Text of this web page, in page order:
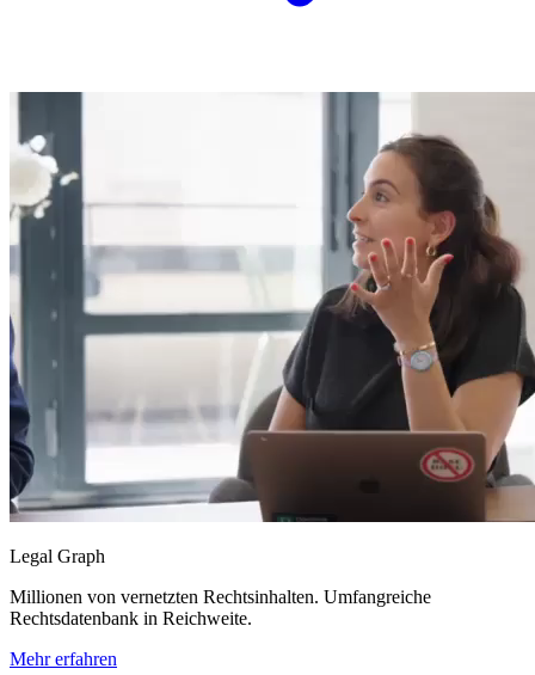
Legal Graph
Millionen von vernetzten Rechtsinhalten. Umfangreiche
Rechtsdatenbank in Reichweite.
Mehr erfahren